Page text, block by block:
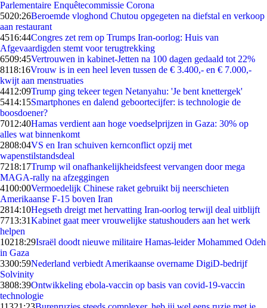
Parlementaire Enquêtecommissie Corona
5020:26Beroemde vloghond Chutou opgegeten na diefstal en verkoop
aan restaurant
4516:44Congres zet rem op Trumps Iran-oorlog: Huis van
Afgevaardigden stemt voor terugtrekking
6509:45Vertrouwen in kabinet-Jetten na 100 dagen gedaald tot 22%
8118:16Vrouw is in een heel leven tussen de € 3.400,- en € 7.000,-
kwijt aan menstruaties
4412:09Trump ging tekeer tegen Netanyahu: 'Je bent knettergek'
5414:15Smartphones en dalend geboortecijfer: is technologie de
boosdoener?
7012:40Hamas verdient aan hoge voedselprijzen in Gaza: 30% op
alles wat binnenkomt
2808:04VS en Iran schuiven kernconflict opzij met
wapenstilstandsdeal
7218:17Trump wil onafhankelijkheidsfeest vervangen door mega
MAGA-rally na afzeggingen
4100:00Vermoedelijk Chinese raket gebruikt bij neerschieten
Amerikaanse F-15 boven Iran
2814:10Hegseth dreigt met hervatting Iran-oorlog terwijl deal uitblijft
7713:31Kabinet gaat meer vrouwelijke statushouders aan het werk
helpen
10218:29Israël doodt nieuwe militaire Hamas-leider Mohammed Odeh
in Gaza
3300:59Nederland verbiedt Amerikaanse overname DigiD-bedrijf
Solvinity
3808:39Ontwikkeling ebola-vaccin op basis van covid-19-vaccin
technologie